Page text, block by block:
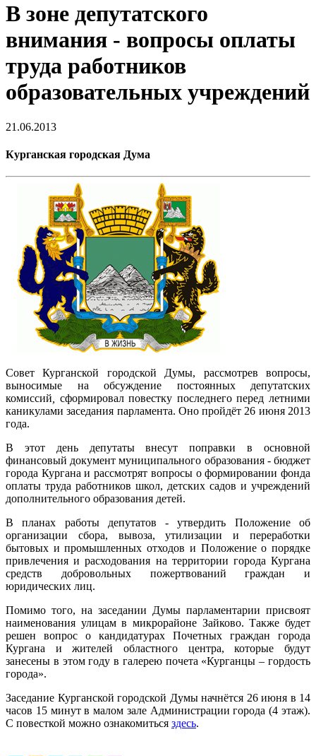
В зоне депутатского
внимания - вопросы оплаты
труда работников
образовательных учреждений
21.06.2013
Курганская городская Дума
Совет Курганской городской Думы, рассмотрев вопросы,
выносимые на обсуждение постоянных депутатских
комиссий, сформировал повестку последнего перед летними
каникулами заседания парламента. Оно пройдёт 26 июня 2013
года.
В этот день депутаты внесут поправки в основной
финансовый документ муниципального образования - бюджет
города Кургана и рассмотрят вопросы о формировании фонда
оплаты труда работников школ, детских садов и учреждений
дополнительного образования детей.
В планах работы депутатов - утвердить Положение об
организации сбора, вывоза, утилизации и переработки
бытовых и промышленных отходов и Положение о порядке
привлечения и расходования на территории города Кургана
средств добровольных пожертвований граждан и
юридических лиц.
Помимо того, на заседании Думы парламентарии присвоят
наименования улицам в микрорайоне Зайково. Также будет
решен вопрос о кандидатурах Почетных граждан города
Кургана и жителей областного центра, которые будут
занесены в этом году в галерею почета «Курганцы – гордость
города».
Заседание Курганской городской Думы начнётся 26 июня в 14
часов 15 минут в малом зале Администрации города (4 этаж).
С повесткой можно ознакомиться здесь.